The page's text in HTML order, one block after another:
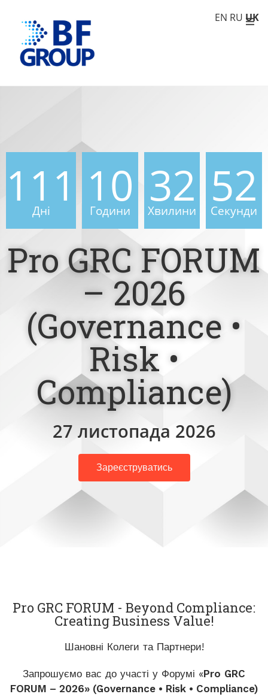
111
Дні 10
Години 32
Хвилини 50
Секунди
Pro GRC FORUM
– 2026
(Governance •
Risk •
Compliance)
27 листопада 2026
Зареєструватись
Pro GRC FORUM - Beyond Compliance:
Creating Business Value!
Шановні Колеги та Партнери!
Запрошуємо вас до участі у Форумі «Pro GRC
FORUM – 2026» (Governance • Risk • Compliance)
EN RU UK